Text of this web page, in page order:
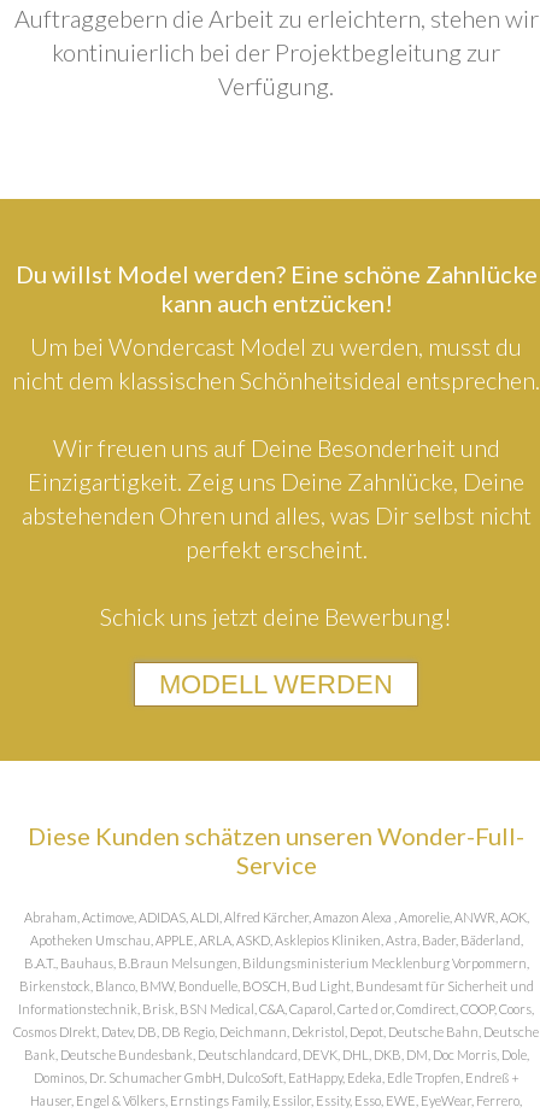
Auftraggebern die Arbeit zu erleichtern, stehen wir
kontinuierlich bei der Projektbegleitung zur
Verfügung.
Du willst Model werden? Eine schöne Zahnlücke
kann auch entzücken!
Um bei Wondercast Model zu werden, musst du
nicht dem klassischen Schönheitsideal entsprechen.
Wir freuen uns auf Deine Besonderheit und
Einzigartigkeit. Zeig uns Deine Zahnlücke, Deine
abstehenden Ohren und alles, was Dir selbst nicht
perfekt erscheint.
Schick uns jetzt deine Bewerbung!
MODELL WERDEN
Diese Kunden schätzen unseren Wonder-Full-
Service
Abraham, Actimove, ADIDAS, ALDI, Alfred Kärcher, Amazon Alexa , Amorelie, ANWR, AOK,
Apotheken Umschau, APPLE, ARLA, ASKD, Asklepios Kliniken, Astra, Bader, Bäderland,
B.A.T., Bauhaus, B.Braun Melsungen, Bildungsministerium Mecklenburg Vorpommern,
Birkenstock, Blanco, BMW, Bonduelle, BOSCH, Bud Light, Bundesamt für Sicherheit und
Informationstechnik, Brisk, BSN Medical, C&A, Caparol, Carte d or, Comdirect, COOP, Coors,
Cosmos DIrekt, Datev, DB, DB Regio, Deichmann, Dekristol, Depot, Deutsche Bahn, Deutsche
Bank, Deutsche Bundesbank, Deutschlandcard, DEVK, DHL, DKB, DM, Doc Morris, Dole,
Dominos, Dr. Schumacher GmbH, DulcoSoft, EatHappy, Edeka, Edle Tropfen, Endreß +
Hauser, Engel & Völkers, Ernstings Family, Essilor, Essity, Esso, EWE, EyeWear, Ferrero,